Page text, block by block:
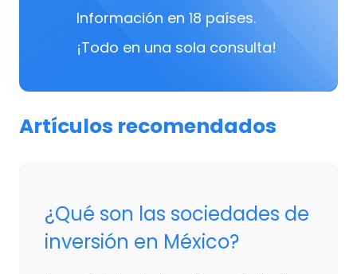
Información en 18 países.
¡Todo en una sola consulta!
Artículos recomendados
¿Qué son las sociedades de
inversión en México?